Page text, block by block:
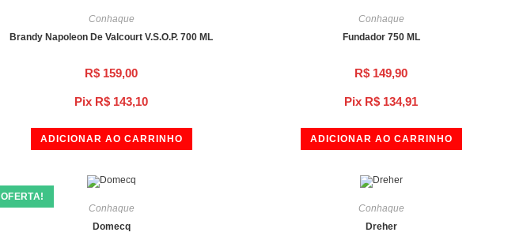
Pix R$ 143,10
Conhaque
Brandy Napoleon De Valcourt V.S.O.P. 700 ML
R$ 159,00
ADICIONAR AO CARRINHO
Pix R$ 134,91
Conhaque
Fundador 750 ML
R$ 149,90
ADICIONAR AO CARRINHO
OFERTA!
Conhaque
Domecq
Conhaque
Dreher